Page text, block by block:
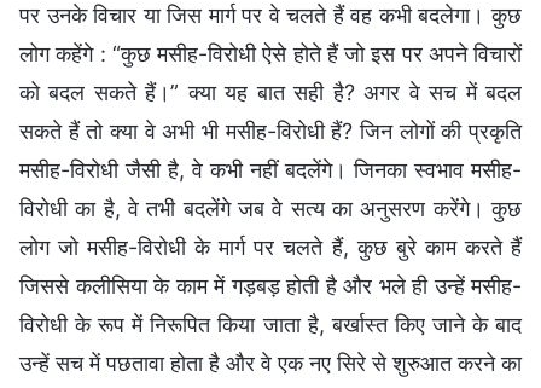
पर उनके विचार या जिस मार्ग पर वे चलते हैं वह कभी बदलेगा। कुछ
लोग कहेंगे : “कुछ मसीह-विरोधी ऐसे होते हैं जो इस पर अपने विचारों
को बदल सकते हैं।” क्या यह बात सही है? अगर वे सच में बदल
सकते हैं तो क्या वे अभी भी मसीह-विरोधी हैं? जिन लोगों की प्रकृति
मसीह-विरोधी जैसी है, वे कभी नहीं बदलेंगे। जिनका स्वभाव मसीह-
विरोधी का है, वे तभी बदलेंगे जब वे सत्य का अनुसरण करेंगे। कुछ
लोग जो मसीह-विरोधी के मार्ग पर चलते हैं, कुछ बुरे काम करते हैं
जिससे कलीसिया के काम में गड़बड़ होती है और भले ही उन्हें मसीह-
विरोधी के रूप में निरूपित किया जाता है, बर्खास्त किए जाने के बाद
उन्हें सच में पछतावा होता है और वे एक नए सिरे से शुरुआत करने का